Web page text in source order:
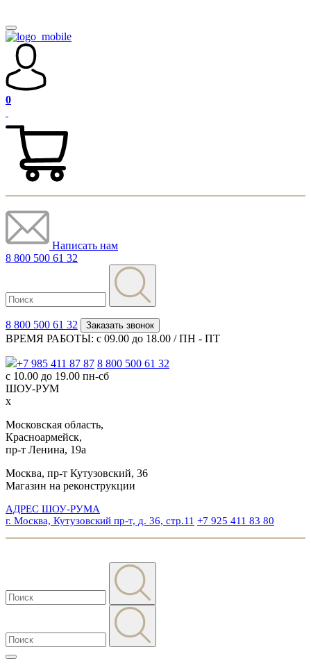
0
Написать нам
8 800 500 61 32
8 800 500 61 32 Заказать звонок
ВРЕМЯ РАБОТЫ: с 09.00 до 18.00 / ПН - ПТ
+7 985 411 87 87 8 800 500 61 32
с 10.00 до 19.00 пн-сб
ШОУ-РУМ
x
Московская область,
Красноармейск,
пр-т Ленина, 19а
Москва, пр-т Кутузовский, 36
Магазин на реконструкции
АДРЕС ШОУ-РУМА
г. Москва, Кутузовский пр-т, д. 36, стр.11 +7 925 411 83 80